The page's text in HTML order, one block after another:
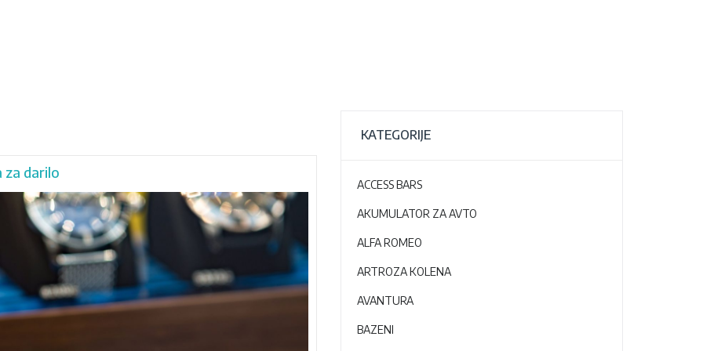
darilo
KATEGORIJE
ACCESS BARS
AKUMULATOR ZA AVTO
ALFA ROMEO
ARTROZA KOLENA
AVANTURA
BAZENI